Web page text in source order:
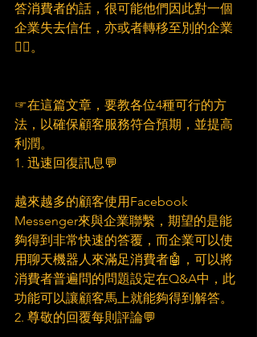
答消費者的話，很可能他們因此對一個
企業失去信任，亦或者轉移至別的企業
👎🏻。
☞在這篇文章，要教各位4種可行的方
法，以確保顧客服務符合預期，並提高
利潤。
1. 迅速回復訊息💬
越來越多的顧客使用Facebook
Messenger來與企業聯繫，期望的是能
夠得到非常快速的答覆，而企業可以使
用聊天機器人來滿足消費者🤖，可以將
消費者普遍問的問題設定在Q&A中，此
功能可以讓顧客馬上就能夠得到解答。
2. 尊敬的回覆每則評論💬